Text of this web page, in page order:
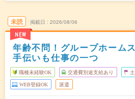
未読
NEW
掲載日 2026/08/06
年齢不問！グループホーム
手伝いも仕事の一つ
職種未経験OK 交通費別途支給あり
WEB登録OK 派遣